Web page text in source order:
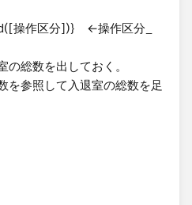
ないデータも冒頭の図のよう
ようにしておけば、「入室
きます。
付しているので、フィルタや
操作区分])} ←操作区分_
の総数を出しておく。
を参照して入退室の総数を足
にしておく）